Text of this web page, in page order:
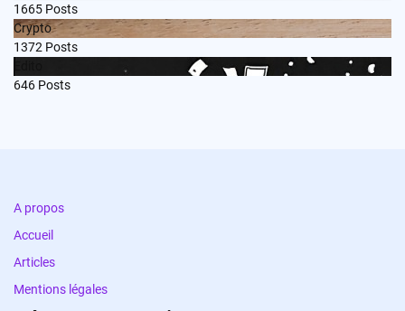
1665 Posts
Crypto
1372 Posts
646 Posts
A propos
Accueil
Articles
Mentions légales